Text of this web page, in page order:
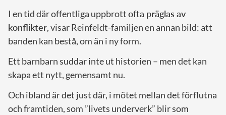
I en tid där offentliga uppbrottofta präglas av
konflikter, visar Reinfeldt-familjen en annan bild: att
banden kan bestå, om än i ny form.
Ett barnbarn suddar inte ut historien – men det kan
skapa ett nytt, gemensamt nu.
Och ibland är det just där, i mötet mellan det förflutna
och framtiden, som ”livets underverk” blir som